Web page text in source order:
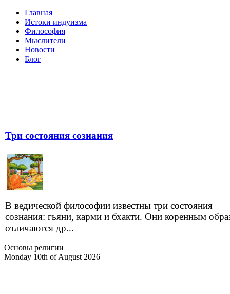
Главная
Истоки индуизма
Философия
Мыслители
Новости
Блог
Три состояния сознания
В ведической философии известны три состояния
сознания: гьяни, карми и бхакти. Они коренным
отличаются др...
Основы религии
Monday 10th of August 2026